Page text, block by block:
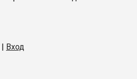
Вход